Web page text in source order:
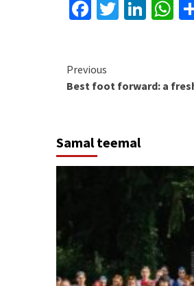
Facebook
Twitter
Continue
Reading
Previous
Best foot forward: a
Samal teemal